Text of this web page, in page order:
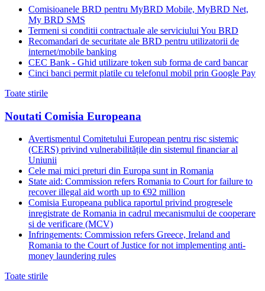
Comisioanele BRD pentru MyBRD Mobile, MyBRD Net,
My BRD SMS
Termeni si conditii contractuale ale serviciului You BRD
Recomandari de securitate ale BRD pentru utilizatorii de
internet/mobile banking
CEC Bank - Ghid utilizare token sub forma de card bancar
Cinci banci permit platile cu telefonul mobil prin Google Pay
Toate stirile
Noutati Comisia Europeana
Avertismentul Comitetului European pentru risc sistemic
(CERS) privind vulnerabilitățile din sistemul financiar al
Uniunii
Cele mai mici preturi din Europa sunt in Romania
State aid: Commission refers Romania to Court for failure to
recover illegal aid worth up to €92 million
Comisia Europeana publica raportul privind progresele
inregistrate de Romania in cadrul mecanismului de cooperare
si de verificare (MCV)
Infringements: Commission refers Greece, Ireland and
Romania to the Court of Justice for not implementing anti-
money laundering rules
Toate stirile